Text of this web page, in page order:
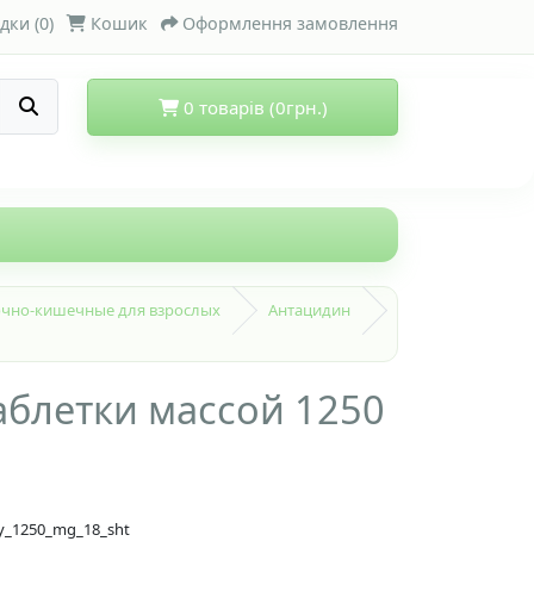
(0) Кошик Оформлення замовлення
0 товарів (0грн.)
кишечные для взрослых
Антацидин
массой 1250